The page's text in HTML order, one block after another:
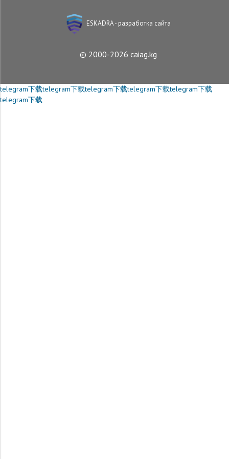
ESKADRA - разработка сайта
© 2000-2026 caiag.kg
telegram下载telegram下载telegram下载telegram下载telegram下载
telegram下载